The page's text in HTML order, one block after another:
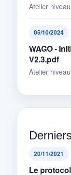
Atelier
05/10/2024
WAGO -
V2.3.pdf
Atelier
20/11/2021
Le